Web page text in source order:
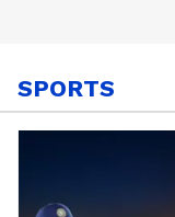
SPORTS